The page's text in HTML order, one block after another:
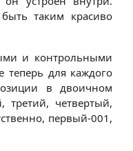
таким красиво
и контрольными
для каждого
в двоичном
третий, четвертый,
первый-001,